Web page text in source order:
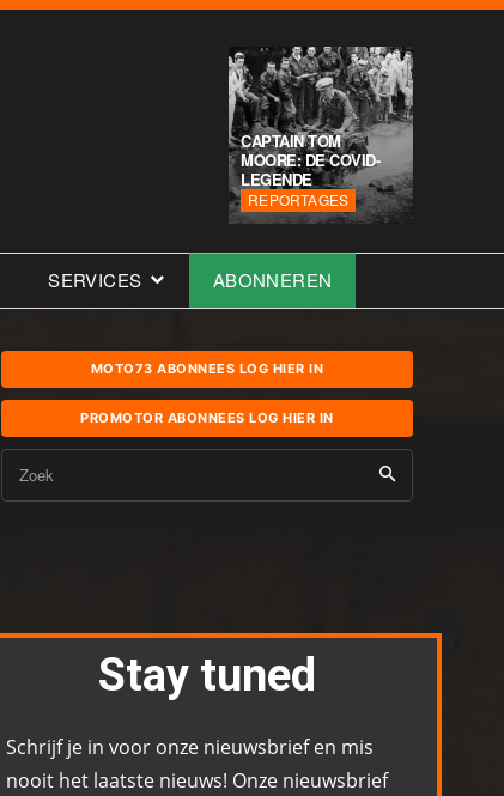
CAPTAIN TOM
MOORE: DE COVID-
LEGENDE
REPORTAGES
SERVICES ABONNEREN
MOTO73 ABONNEES LOG HIER IN
PROMOTOR ABONNEES LOG HIER IN
Zoek
Stay tuned
Schrijf je in voor onze nieuwsbrief en mis
nooit het laatste nieuws! Onze nieuwsbrief